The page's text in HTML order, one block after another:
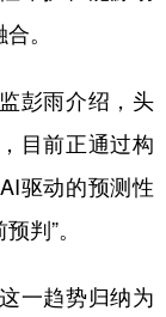
。
彭雨介绍，头
目前正通过构
驱动的预测性
判”。
一趋势归纳为